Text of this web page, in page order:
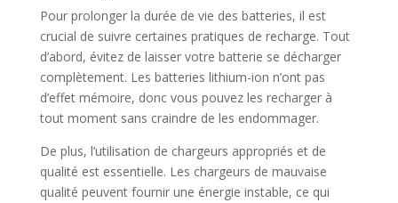
Pour prolonger la durée de vie des batteries, il est
crucial de suivre certaines pratiques de recharge. Tout
d’abord, évitez de laisser votre batterie se décharger
complètement. Les batteries lithium-ion n’ont pas
d’effet mémoire, donc vous pouvez les recharger à
tout moment sans craindre de les endommager.
De plus, l’utilisation de chargeurs appropriés et de
qualité est essentielle. Les chargeurs de mauvaise
qualité peuvent fournir une énergie instable, ce qui